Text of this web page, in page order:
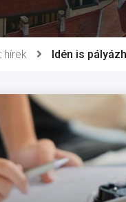
hírek Idén is